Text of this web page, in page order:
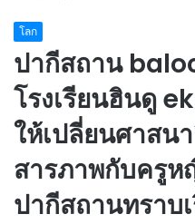
โลก
ปากีสถาน
โรงเรียนฮินดู
ให้เปลี่ยนศาสน
สารภาพกับครู
ปากีสถานทราบ